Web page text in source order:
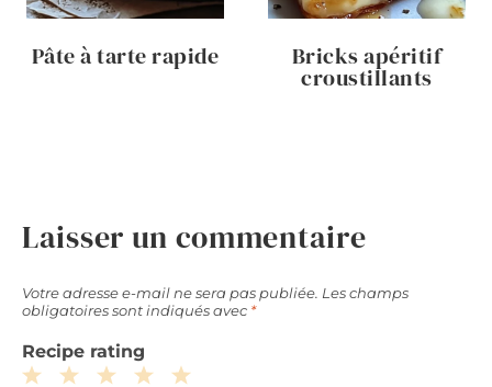
Pâte à tarte rapide Bricks apéritif
croustillants
Laisser un commentaire
Votre adresse e-mail ne sera pas publiée. Les champs
obligatoires sont indiqués avec *
Recipe rating